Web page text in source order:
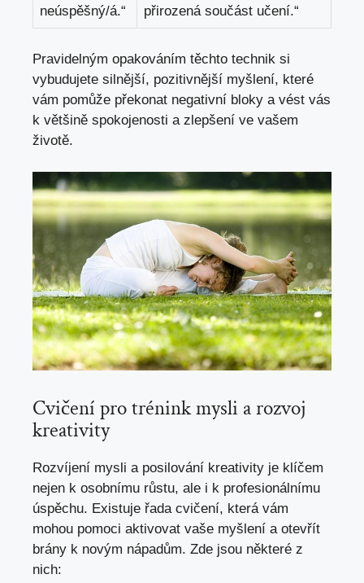
neúspěšný/á.“
přirozená součást učení.“
Pravidelným opakováním těchto technik si
vybudujete silnější, pozitivnější myšlení, které
vám pomůže překonat negativní bloky a vést vás
k většině spokojenosti a zlepšení ve vašem
životě.
Cvičení pro trénink mysli a rozvoj
kreativity
Rozvíjení mysli a posilování kreativity je klíčem
nejen k osobnímu růstu, ale i k profesionálnímu
úspěchu. Existuje řada cvičení, která vám
mohou pomoci aktivovat vaše myšlení a otevřít
brány k novým nápadům. Zde jsou některé z
nich: